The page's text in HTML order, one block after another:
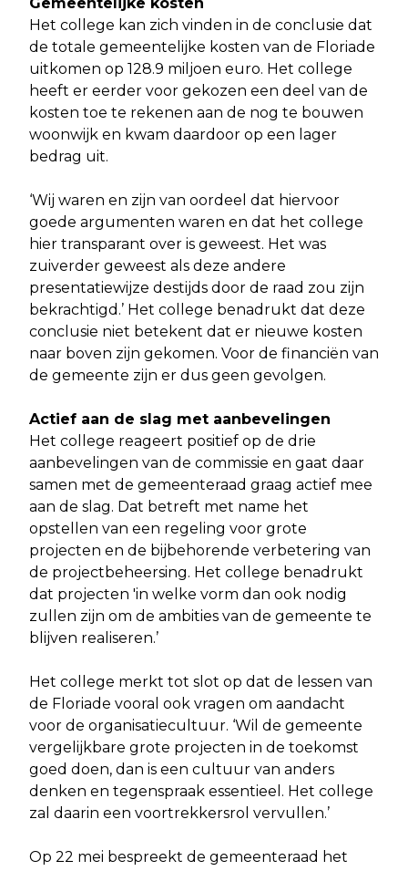
Het college kan zich vinden in de conclusie dat
de totale gemeentelijke kosten van de Floriade
uitkomen op 128.9 miljoen euro. Het college
heeft er eerder voor gekozen een deel van de
kosten toe te rekenen aan de nog te bouwen
woonwijk en kwam daardoor op een lager
bedrag uit.
‘Wij waren en zijn van oordeel dat hiervoor
goede argumenten waren en dat het college
hier transparant over is geweest. Het was
zuiverder geweest als deze andere
presentatiewijze destijds door de raad zou zijn
bekrachtigd.’ Het college benadrukt dat deze
conclusie niet betekent dat er nieuwe kosten
naar boven zijn gekomen. Voor de financiën van
de gemeente zijn er dus geen gevolgen.
Actief aan de slag met aanbevelingen
Het college reageert positief op de drie
aanbevelingen van de commissie en gaat daar
samen met de gemeenteraad graag actief mee
aan de slag. Dat betreft met name het
opstellen van een regeling voor grote
projecten en de bijbehorende verbetering van
de projectbeheersing. Het college benadrukt
dat projecten 'in welke vorm dan ook nodig
zullen zijn om de ambities van de gemeente te
blijven realiseren.’
Het college merkt tot slot op dat de lessen van
de Floriade vooral ook vragen om aandacht
voor de organisatiecultuur. ‘Wil de gemeente
vergelijkbare grote projecten in de toekomst
goed doen, dan is een cultuur van anders
denken en tegenspraak essentieel. Het college
zal daarin een voortrekkersrol vervullen.’
Op 22 mei bespreekt de gemeenteraad het